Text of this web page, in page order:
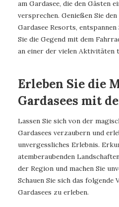
am Gardasee, die den Gästen
versprechen. Genießen Sie
Gardasee Resorts,
Sie die Gegend mit dem
an einer der vielen Aktivitäten
Erleben Sie die
Gardasees mit
Lassen Sie sich von der
Gardasees verzaubern und
unvergessliches Erlebnis.
atemberaubenden
der Region und machen Sie
Schauen Sie sich das folgende
Gardasees zu erleben.